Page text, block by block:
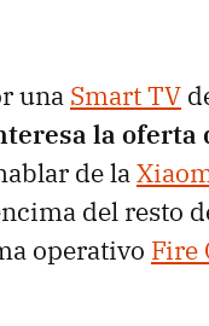
una Smart TV
la oferta
de la
del resto
operativo Fire